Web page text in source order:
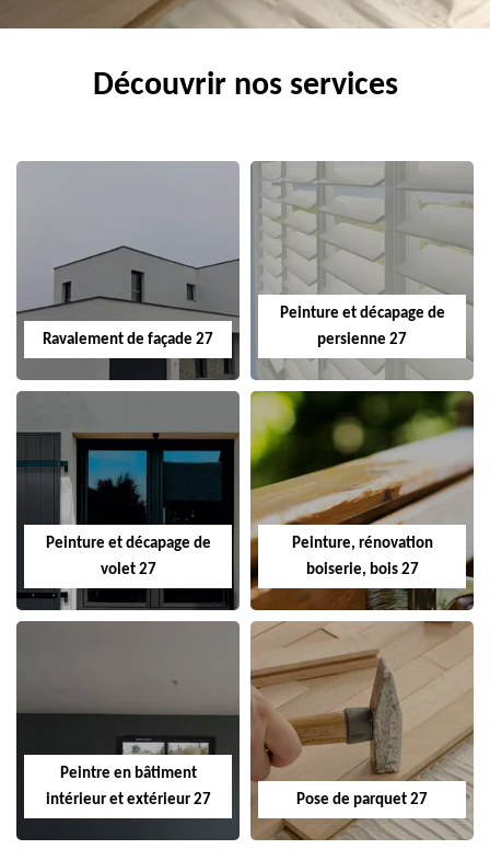
Découvrir nos services
Ravalement de façade 27
Peinture et décapage de
persienne 27
Peinture et décapage de
volet 27
Peinture, rénovation
boiserie, bois 27
Peintre en bâtiment
intérieur et extérieur 27
Pose de parquet 27